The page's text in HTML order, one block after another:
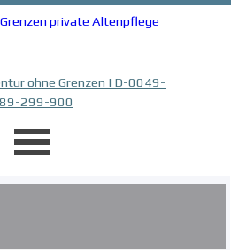
ohne Grenzen | D-0049-
299-900